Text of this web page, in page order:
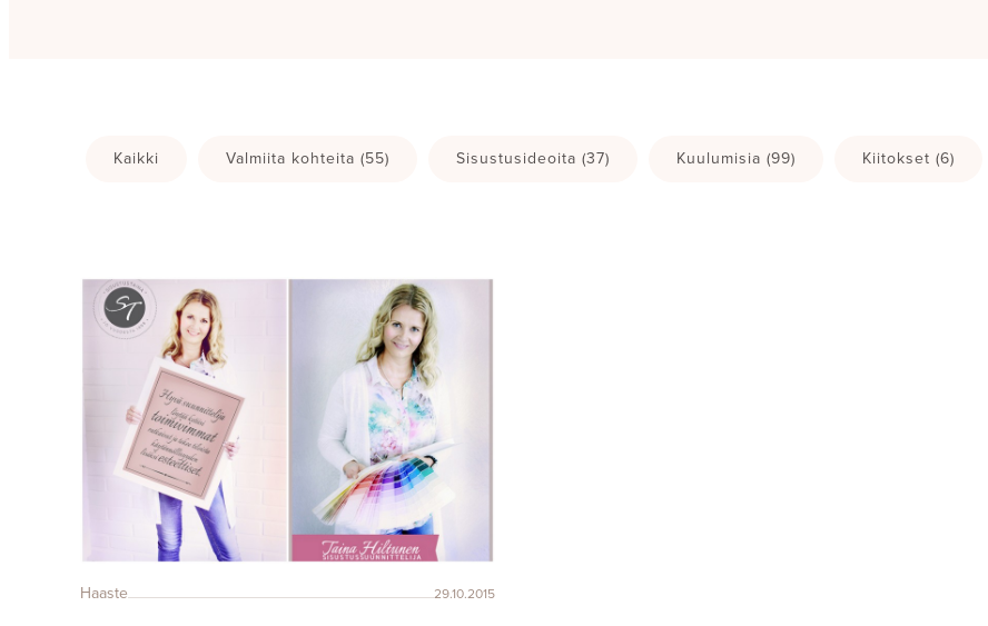
Kaikki Valmiita kohteita (55) Sisustusideoita (37) Kuulumisia (99) Kiitokset (6)
Haaste 29.10.2015